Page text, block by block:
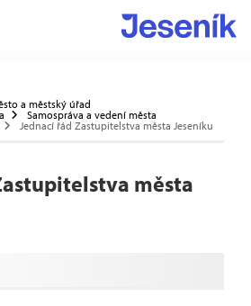
a městský úřad
Samospráva a vedení města
Jednací řád Zastupitelstva města Jeseníku
města